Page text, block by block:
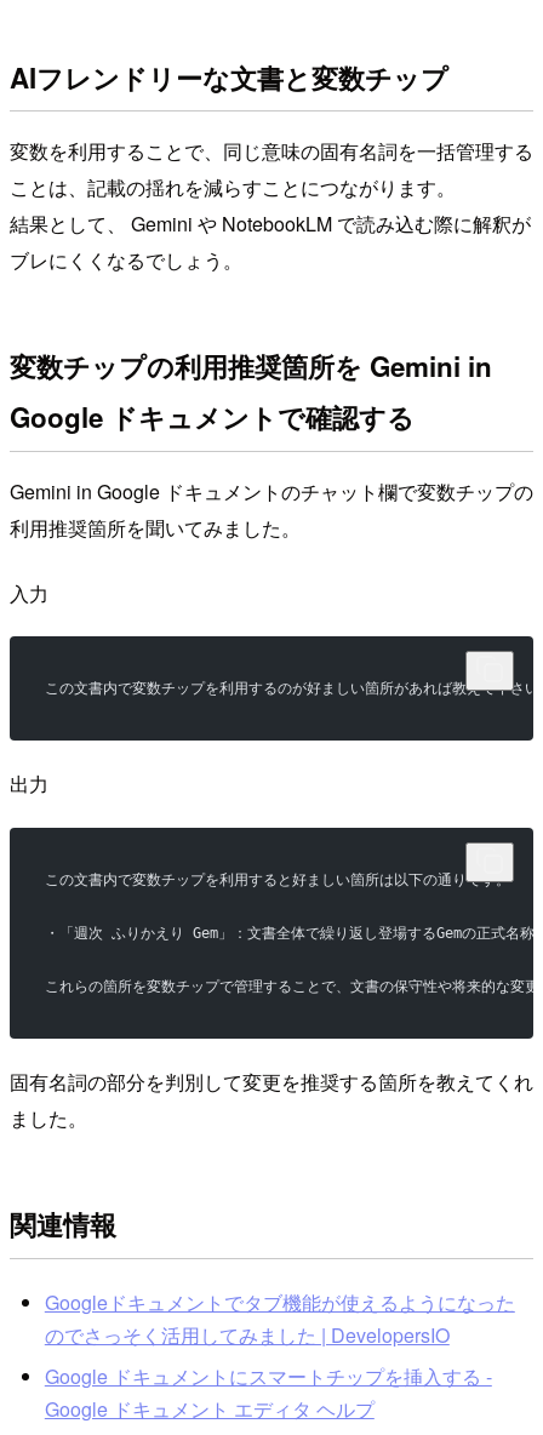
AIフレンドリーな文書と変数チップ
変数を利用することで、同じ意味の固有名詞を一括管理する
ことは、記載の揺れを減らすことにつながります。
結果として、 Gemini や NotebookLM で読み込む際に解釈が
ブレにくくなるでしょう。
変数チップの利用推奨箇所を Gemini in
Google ドキュメントで確認する
Gemini in Google ドキュメントのチャット欄で変数チップの
利用推奨箇所を聞いてみました。
入力
この文書内で変数チップを利用するのが好ましい箇所があれば教えて下さい
出力
この文書内で変数チップを利用すると好ましい箇所は以下の通りです。
・「週次 ふりかえり Gem」：文書全体で繰り返し登場するGemの正式名
これらの箇所を変数チップで管理することで、文書の保守性や将来的な変
固有名詞の部分を判別して変更を推奨する箇所を教えてくれ
ました。
関連情報
Googleドキュメントでタブ機能が使えるようになった
のでさっそく活用してみました | DevelopersIO
Google ドキュメントにスマートチップを挿入する -
Google ドキュメント エディタ ヘルプ